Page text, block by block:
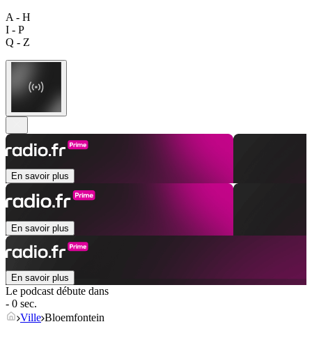
A - H
I - P
Q - Z
En savoir plus
En savoir plus
En savoir plus
Le podcast débute dans
- 0 sec.
Ville Bloemfontein